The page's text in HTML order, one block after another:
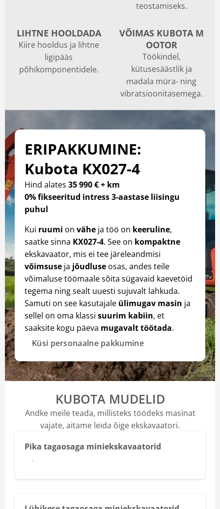
teostamiseks.
LIHTNE HOOLDADA
Kiire hooldus ja lihtne
ligipääs
põhikomponentidele.
VÕIMAS KUBOTA M
OOTOR
Töökindel,
kütusesäästlik ja
madala müra- ning
vibratsioonitasemega.
ERIPAKKUMINE:
Kubota KX027-4
Hind alates 35 990 € + km
0% fikseeritud intress 3-aastase liisingu
puhul
Kui ruumi on vähe ja töö on keeruline,
saatke sinna KX027-4. See on kompaktne
ekskavaator, mis ei tee järeleandmisi
võimsuse ja jõudluse osas, andes teile
võimaluse töömaale sõita sügavaid kaevetöid
tegema ning sealt uuesti sujuvalt lahkuda.
Samuti on see kasutajale ülimugav masin ja
sellel on oma klassi suurim kabiin, et
saaksite kogu päeva mugavalt töötada.
Küsi personaalne pakkumine
KUBOTA MUDELID
Andke meile teada, millisteks töödeks masinat
vajate, aitame leida õige ekskavaatori.
Pika tagaosaga miniekskavaatorid
Lähemalt